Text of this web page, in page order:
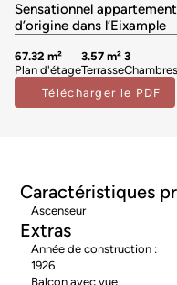
Télécharger le PDF
Sensationnel
d’origine dans l’Eixample
67.32 m²
Plan d'étage
3.57 m²
Terrasse
3
Chambres
Caractéristiques
Ascenseur
Extras
Année de construction :
1926
Balcon avec vue